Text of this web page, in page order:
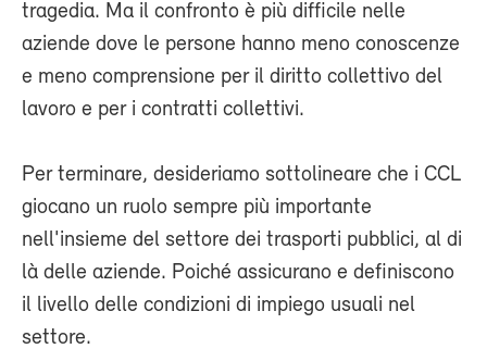
tragedia. Ma il confronto è più difficile nelle
aziende dove le persone hanno meno conoscenze
e meno comprensione per il diritto collettivo del
lavoro e per i contratti collettivi.
Per terminare, desideriamo sottolineare che i CCL
giocano un ruolo sempre più importante
nell'insieme del settore dei trasporti pubblici, al di
là delle aziende. Poiché assicurano e definiscono
il livello delle condizioni di impiego usuali nel
settore.